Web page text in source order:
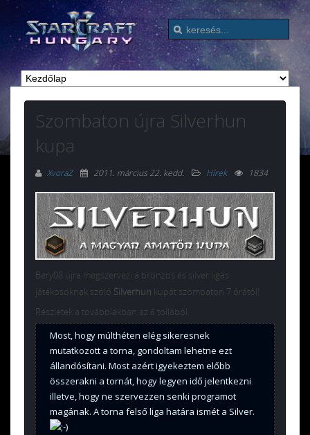
Szombaton újra Silverhun
kupa
XvoraZ 2011. március 22. kedd. Hírek 1834
Bery08 újra megszervezi a bronzos és silver ligás
játékosoknak szóló Silverhun kupát szombaton 7 órától!
Részletek a továbbiakban az ő tollából.
Most, hogy múlthéten elég sikeresnek
mutatkozott a torna, gondoltam lehetne ezt
állandósítani. Most azért igyekeztem előbb
összerakni a tornát, hogy legyen idő jelentkezni
illetve, hogy ne szervezzen senki programot
magának. A torna felső liga határa ismét a Silver.